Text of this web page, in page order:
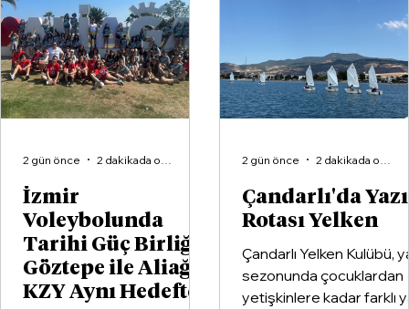
İzmir
Voleybolunda
Tarihi Güç Birliği:
Göztepe ile Aliağa
KZY Aynı Hedefte
2 gün önce
Çandarlı'da
Rotası Yelken
Çandarlı Yelken Kulübü,
sezonunda çocuklardan
yetişkinlere kadar farklı
2 gün önce